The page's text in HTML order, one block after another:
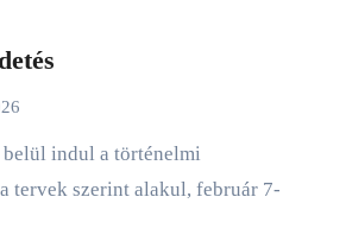
tervek szerint alakul, február 7-